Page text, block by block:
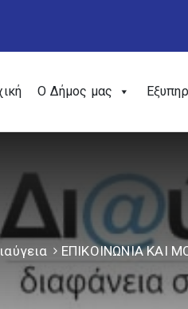
Ο Δήμος μας
ΕΠΙΚΟΙΝΩΝΙΑ ΚΑΙ